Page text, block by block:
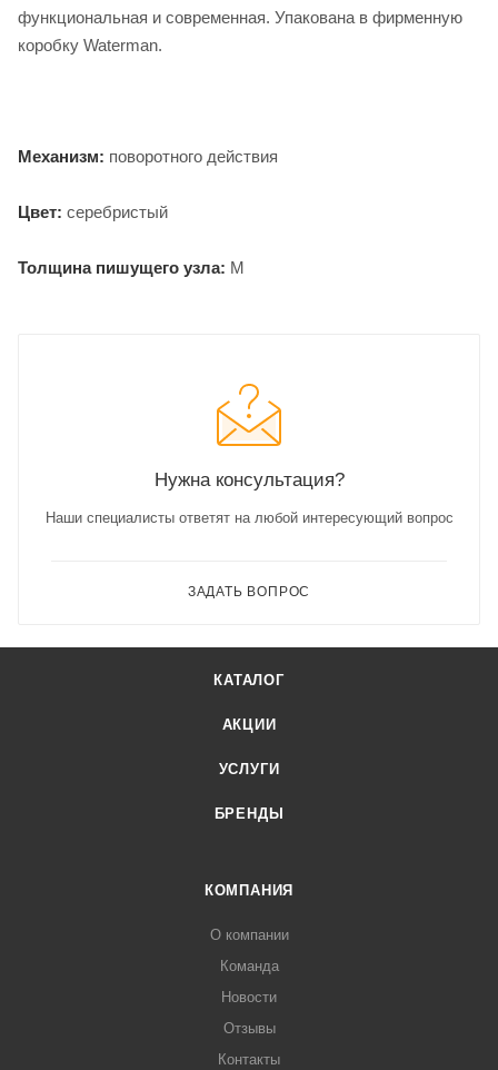
функциональная и современная. Упакована в фирменную
коробку Waterman.
Механизм: поворотного действия
Цвет: серебристый
Толщина пишущего узла: M
Нужна консультация?
Наши специалисты ответят на любой интересующий вопрос
ЗАДАТЬ ВОПРОС
КАТАЛОГ
АКЦИИ
УСЛУГИ
БРЕНДЫ
КОМПАНИЯ
О компании
Команда
Новости
Отзывы
Контакты